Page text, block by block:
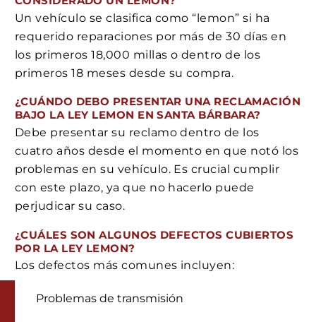
Un vehículo se clasifica como “lemon” si ha
requerido reparaciones por más de 30 días en
los primeros 18,000 millas o dentro de los
primeros 18 meses desde su compra.
¿CUÁNDO DEBO PRESENTAR UNA RECLAMACIÓN
BAJO LA LEY LEMON EN SANTA BÁRBARA?
Debe presentar su reclamo dentro de los
cuatro años desde el momento en que notó los
problemas en su vehículo. Es crucial cumplir
con este plazo, ya que no hacerlo puede
perjudicar su caso.
¿CUÁLES SON ALGUNOS DEFECTOS CUBIERTOS
POR LA LEY LEMON?
Los defectos más comunes incluyen:
Problemas de transmisión